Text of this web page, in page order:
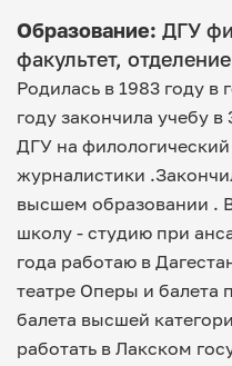
Образование: ДГУ
факультет,
Родилась в 1983 году в
году закончила учебу
ДГУ на филологический
журналистики
высшем образовании .
школу - студию при
года работаю в
театре Оперы и балета
балета высшей
работать в Лакском